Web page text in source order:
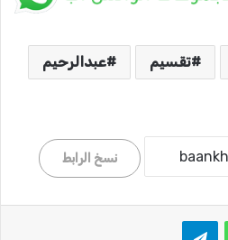
تقسيم عبدالرحيم
نسخ الرابط
واتساب